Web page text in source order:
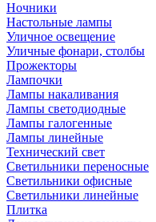
Ночники
Настольные лампы
Уличное освещение
Уличные фонари, столбы
Прожекторы
Лампочки
Лампы накаливания
Лампы светодиодные
Лампы галогенные
Лампы линейные
Технический свет
Светильники переносные
Светильники офисные
Светильники линейные
Плитка